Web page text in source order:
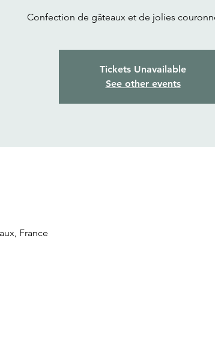
Confection de gâteaux et de jolies
Tickets Unavailable
See other events
France